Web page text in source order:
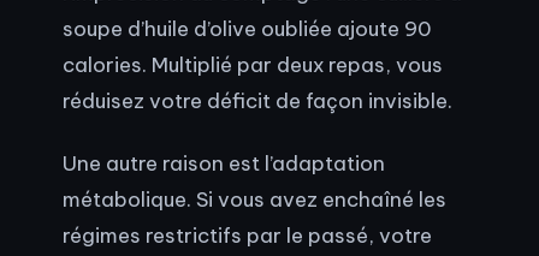
soupe d’huile d’olive oubliée ajoute 90
calories. Multiplié par deux repas, vous
réduisez votre déficit de façon invisible.
Une autre raison est l’adaptation
métabolique. Si vous avez enchaîné les
régimes restrictifs par le passé, votre